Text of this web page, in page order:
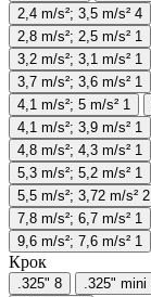
2,4 m/s²; 3,5 m/s² 4
2,8 m/s²; 2,5 m/s² 1
3,2 m/s²; 3,1 m/s² 1
3,7 m/s²; 3,6 m/s² 1
4,1 m/s²; 5 m/s² 1
4,1 m/s²; 3,9 m/s² 1
4,8 m/s²; 4,3 m/s² 1
5,3 m/s²; 5,2 m/s² 1
5,5 m/s²; 3,72 m/s² 2
7,8 m/s²; 6,7 m/s² 1
9,6 m/s²; 7,6 m/s² 1
Крок
.325" 8 .325" mini